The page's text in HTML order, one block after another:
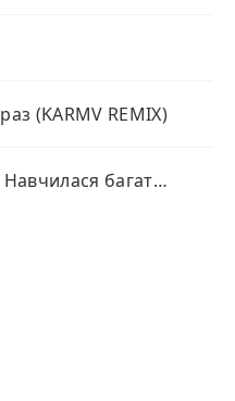
(KARMV REMIX)
Андрій Малярник - Навчилася багато в цім житті